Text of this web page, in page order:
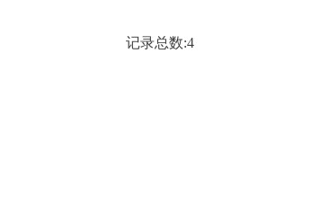
记录总数:4